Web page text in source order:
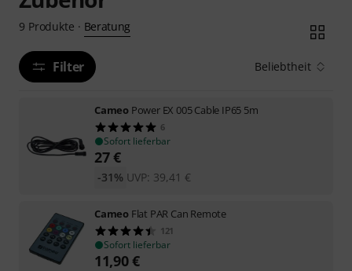
9 Produkte · Beratung
Filter Beliebtheit
Cameo Power EX 005 Cable IP65 5m
6
Sofort lieferbar
27€
UVP: 39,41 €
-31%
Cameo Flat PAR Can Remote
121
Sofort lieferbar
11,90€